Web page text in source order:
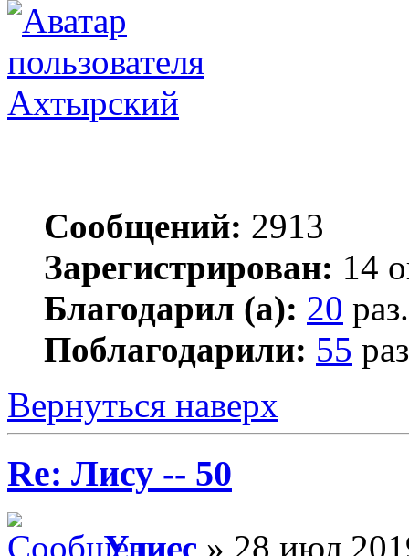
Ахтырский
Сообщений: 2913
Зарегистрирован: 14
Благодарил (а): 20 раз.
Поблагодарили: 55
Вернуться наверх
Re: Лису -- 50
Улисс » 28 июл